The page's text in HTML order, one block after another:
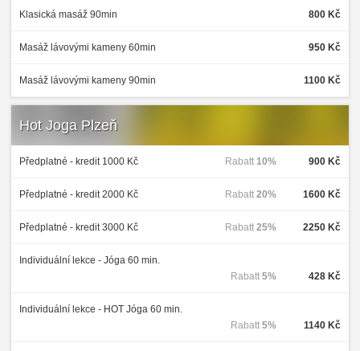
Klasická masáž 90min 800 Kč
Masáž lávovými kameny 60min 950 Kč
Masáž lávovými kameny 90min 1100 Kč
Hot Joga Plzeň
Předplatné - kredit 1000 Kč 900 Kč
Rabatt 10%
Předplatné - kredit 2000 Kč 1600 Kč
Rabatt 20%
Předplatné - kredit 3000 Kč 2250 Kč
Rabatt 25%
Individuální lekce - Jóga 60 min.
428 Kč
Rabatt 5%
Individuální lekce - HOT Jóga 60 min.
1140 Kč
Rabatt 5%